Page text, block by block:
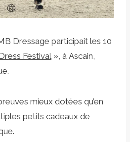
Dressage participait les 10
Festival », à Ascain,
mieux dotées qu’en
petits cadeaux de